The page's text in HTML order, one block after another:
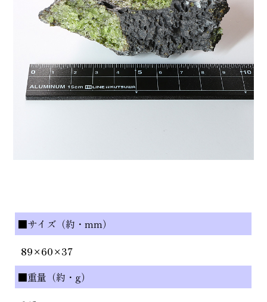
■サイズ（約・mm）
89×60×37
■重量（約・g）